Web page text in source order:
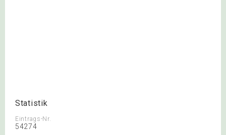
Statistik
Eintrags-Nr.
54274